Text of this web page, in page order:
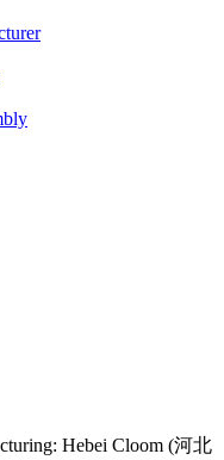
Hebei Cloom (河北